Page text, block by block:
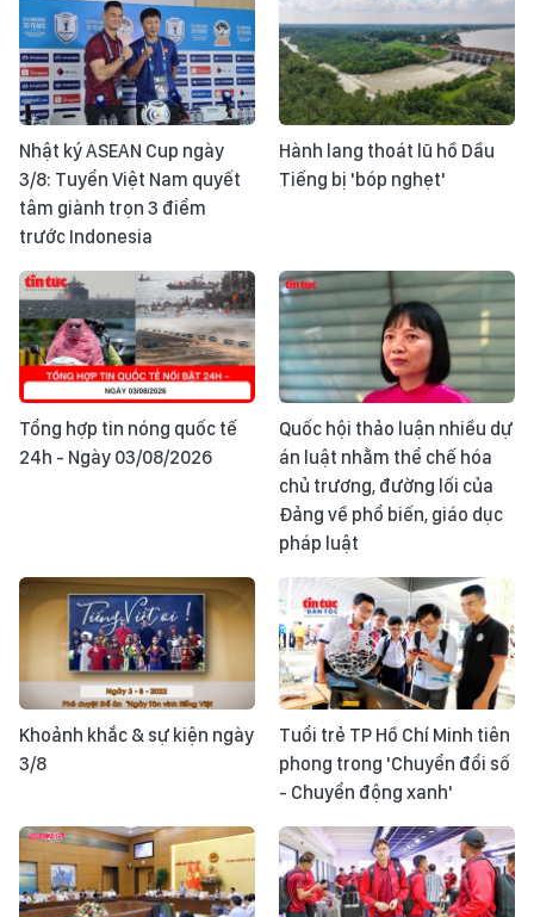
Nhật ký ASEAN Cup ngày
3/8: Tuyển Việt Nam quyết
tâm giành trọn 3 điểm
trước Indonesia
Hành lang thoát lũ hồ Dầu
Tiếng bị 'bóp nghẹt'
Tổng hợp tin nóng quốc tế
24h - Ngày 03/08/2026
Quốc hội thảo luận nhiều dự
án luật nhằm thể chế hóa
chủ trương, đường lối của
Đảng về phổ biến, giáo dục
pháp luật
Khoảnh khắc & sự kiện ngày
3/8
Tuổi trẻ TP Hồ Chí Minh tiên
phong trong 'Chuyển đổi số
- Chuyển động xanh'